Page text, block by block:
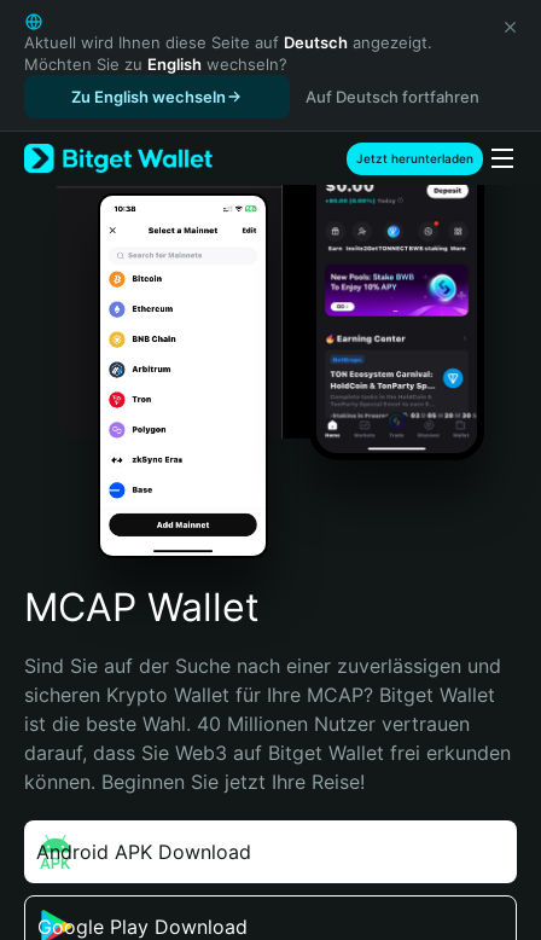
English
日本語
Tiếng Việt
Русский
Español (Latinoamérica)
Türkçe
Italiano
Português (Portugal)
Bahasa Indonesia
Português (Brasil)
Español (Argentina)
Aktuell wird Ihnen diese Seite auf Deutsch angezeigt.
Möchten Sie zu English wechseln?
Zu English wechseln
Auf Deutsch fortfahren
Jetzt herunterladen
MCAP Wallet
Sind Sie auf der Suche nach einer zuverlässigen und
sicheren Krypto Wallet für Ihre MCAP? Bitget Wallet
ist die beste Wahl. 40 Millionen Nutzer vertrauen
darauf, dass Sie Web3 auf Bitget Wallet frei erkunden
können. Beginnen Sie jetzt Ihre Reise!
Android APK Download
Google Play Download